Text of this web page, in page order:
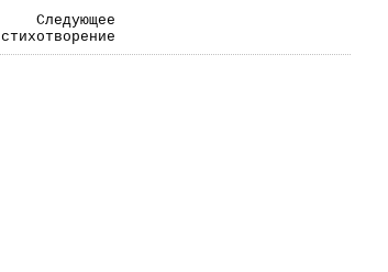
Следующее
стихотворение